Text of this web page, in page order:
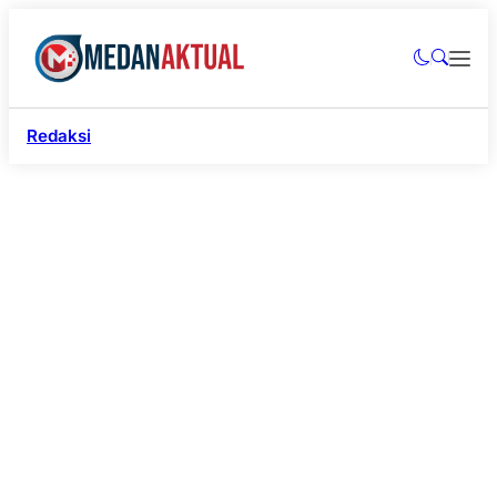
Redaksi